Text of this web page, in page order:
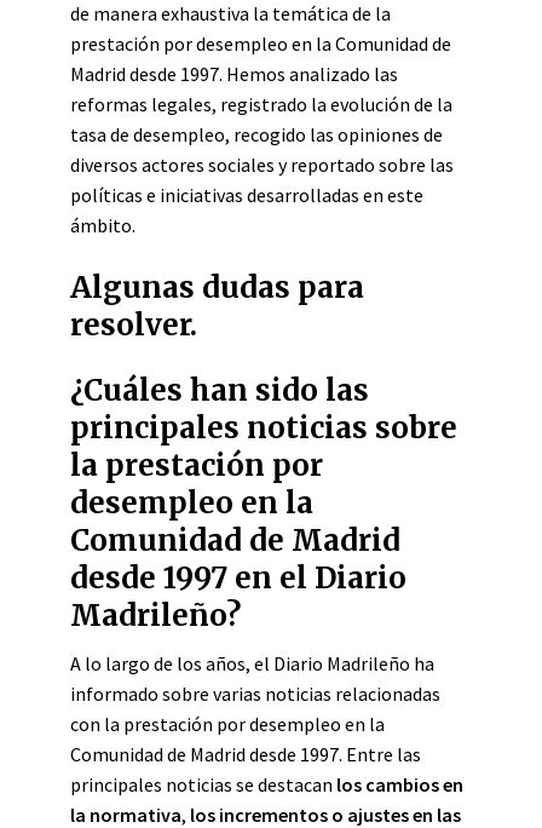
de manera exhaustiva la temática de la
prestación por desempleo en la Comunidad de
Madrid desde 1997. Hemos analizado las
reformas legales, registrado la evolución de la
tasa de desempleo, recogido las opiniones de
diversos actores sociales y reportado sobre las
políticas e iniciativas desarrolladas en este
ámbito.
Algunas dudas para
resolver.
¿Cuáles han sido las
principales noticias sobre
la prestación por
desempleo en la
Comunidad de Madrid
desde 1997 en el Diario
Madrileño?
A lo largo de los años, el Diario Madrileño ha
informado sobre varias noticias relacionadas
con la prestación por desempleo en la
Comunidad de Madrid desde 1997. Entre las
principales noticias se destacan los cambios en
la normativa, los incrementos o ajustes en las